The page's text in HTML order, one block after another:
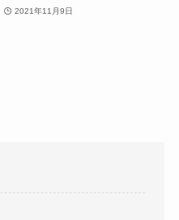
2021年11月9日